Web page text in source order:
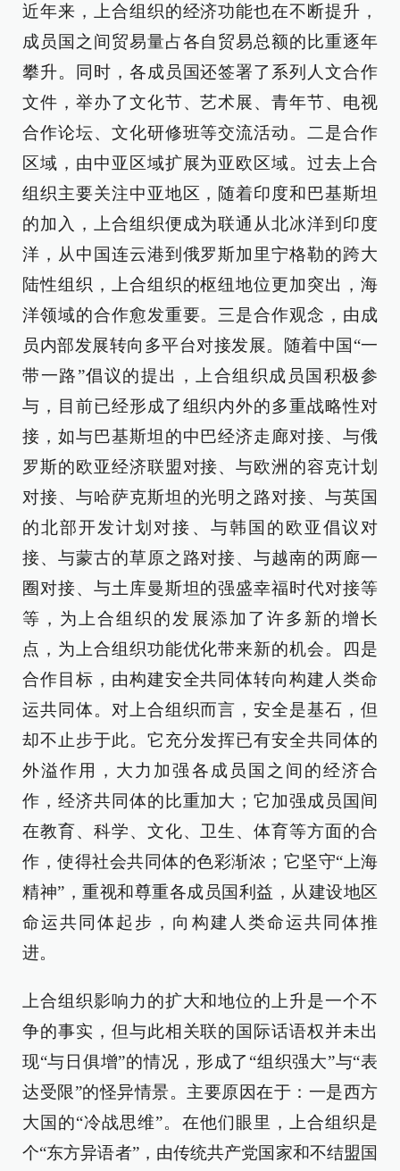
近年来，上合组织的经济功能也在不断提升，
成员国之间贸易量占各自贸易总额的比重逐年
攀升。同时，各成员国还签署了系列人文合作
文件，举办了文化节、艺术展、青年节、电视
合作论坛、文化研修班等交流活动。二是合作
区域，由中亚区域扩展为亚欧区域。过去上合
组织主要关注中亚地区，随着印度和巴基斯坦
的加入，上合组织便成为联通从北冰洋到印度
洋，从中国连云港到俄罗斯加里宁格勒的跨大
陆性组织，上合组织的枢纽地位更加突出，海
洋领域的合作愈发重要。三是合作观念，由成
员内部发展转向多平台对接发展。随着中国“一
带一路”倡议的提出，上合组织成员国积极参
与，目前已经形成了组织内外的多重战略性对
接，如与巴基斯坦的中巴经济走廊对接、与俄
罗斯的欧亚经济联盟对接、与欧洲的容克计划
对接、与哈萨克斯坦的光明之路对接、与英国
的北部开发计划对接、与韩国的欧亚倡议对
接、与蒙古的草原之路对接、与越南的两廊一
圈对接、与土库曼斯坦的强盛幸福时代对接等
等，为上合组织的发展添加了许多新的增长
点，为上合组织功能优化带来新的机会。四是
合作目标，由构建安全共同体转向构建人类命
运共同体。对上合组织而言，安全是基石，但
却不止步于此。它充分发挥已有安全共同体的
外溢作用，大力加强各成员国之间的经济合
作，经济共同体的比重加大；它加强成员国间
在教育、科学、文化、卫生、体育等方面的合
作，使得社会共同体的色彩渐浓；它坚守“上海
精神”，重视和尊重各成员国利益，从建设地区
命运共同体起步，向构建人类命运共同体推
进。
上合组织影响力的扩大和地位的上升是一个不
争的事实，但与此相关联的国际话语权并未出
现“与日俱增”的情况，形成了“组织强大”与“表
达受限”的怪异情景。主要原因在于：一是西方
大国的“冷战思维”。在他们眼里，上合组织是
个“东方异语者”，由传统共产党国家和不结盟国